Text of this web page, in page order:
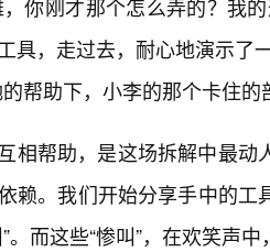
，你刚才那个怎么弄的？我
具，走过去，耐心地演示了
的帮助下，小李的那个卡住
相帮助，是这场拆解中最动
赖。我们开始分享手中的
。而这些“惨叫”，在欢笑声